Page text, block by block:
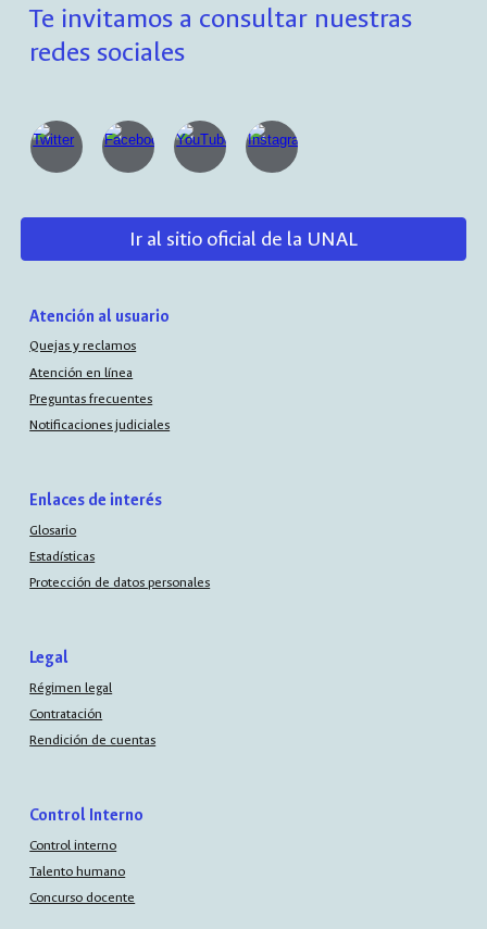
Te invitamos a consultar nuestras
redes sociales
Ir al sitio oficial de la UNAL
Atención al usuario
Quejas y reclamos
Atención en línea
Preguntas frecuentes
Notificaciones judiciales
Enlaces de interés
Glosario
Estadísticas
Protección de datos personales
Legal
Régimen legal
Contratación
Rendición de cuentas
Control Interno
Control interno
Talento humano
Concurso docente